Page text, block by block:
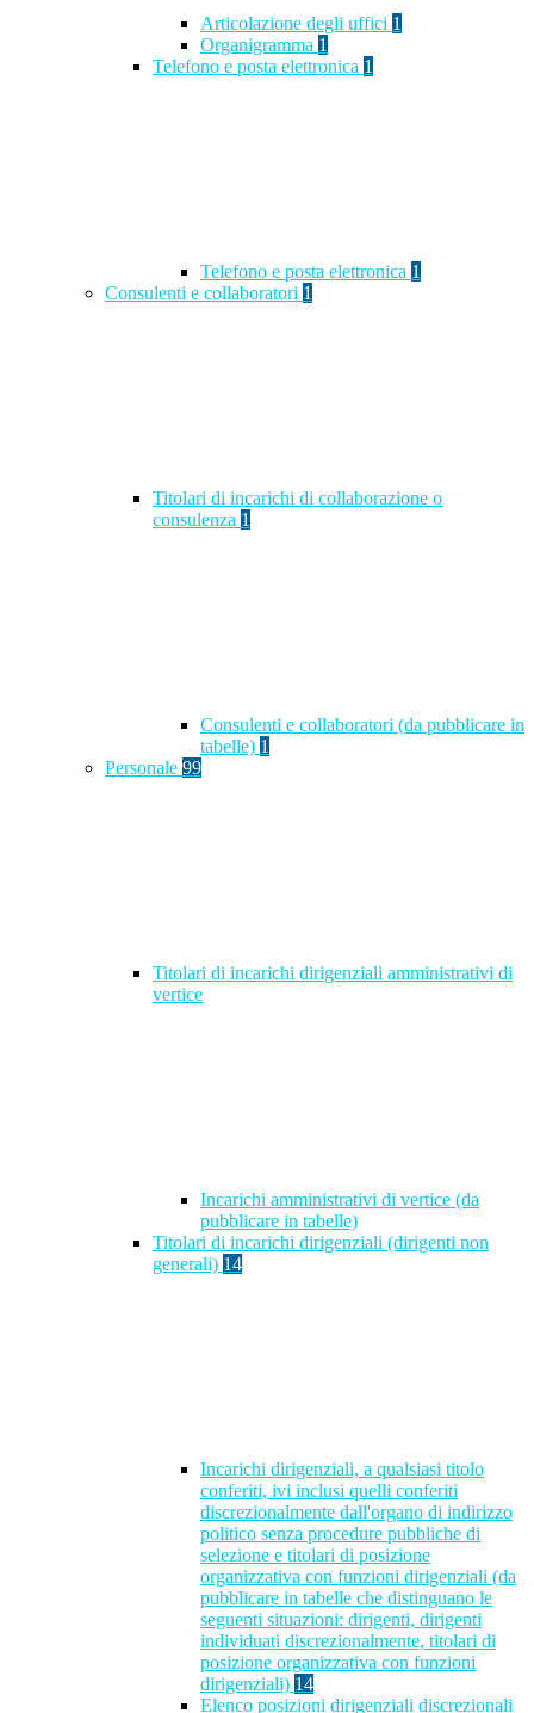
Articolazione degli uffici 1
Organigramma 1
Telefono e posta elettronica 1
Telefono e posta elettronica 1
Consulenti e collaboratori 1
Titolari di incarichi di collaborazione o
consulenza 1
Consulenti e collaboratori (da pubblicare in
tabelle) 1
Personale 99
Titolari di incarichi dirigenziali amministrativi di
vertice
Incarichi amministrativi di vertice (da
pubblicare in tabelle)
Titolari di incarichi dirigenziali (dirigenti non
generali) 14
Incarichi dirigenziali, a qualsiasi titolo
conferiti, ivi inclusi quelli conferiti
discrezionalmente dall'organo di indirizzo
politico senza procedure pubbliche di
selezione e titolari di posizione
organizzativa con funzioni dirigenziali (da
pubblicare in tabelle che distinguano le
seguenti situazioni: dirigenti, dirigenti
individuati discrezionalmente, titolari di
posizione organizzativa con funzioni
dirigenziali) 14
Elenco posizioni dirigenziali discrezionali